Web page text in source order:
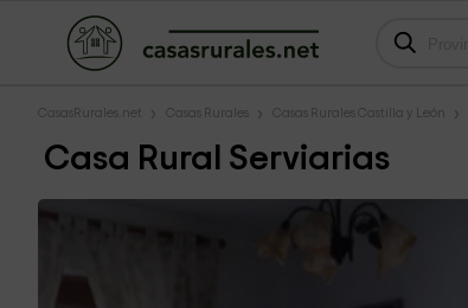
CasasRurales.net Casas Rurales Casas Rurales Castilla y León
Casa Rural Serviarias